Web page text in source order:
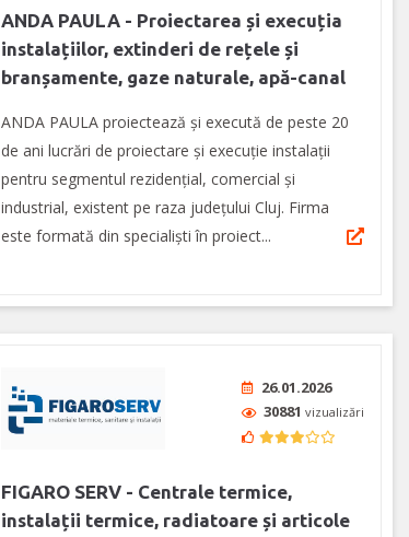
ANDA PAULA - Proiectarea și execuția
instalațiilor, extinderi de rețele și
branșamente, gaze naturale, apă-canal
ANDA PAULA proiectează și execută de peste 20
de ani lucrări de proiectare şi execuţie instalații
pentru segmentul rezidențial, comercial și
industrial, existent pe raza județului Cluj. Firma
este formată din specialiști în proiect...
26.01.2026
30881 vizualizări
FIGARO SERV - Centrale termice,
instalații termice, radiatoare și articole